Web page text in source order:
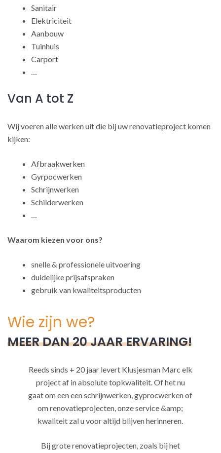
Sanitair
Elektriciteit
Aanbouw
Tuinhuis
Carport
…
Van A tot Z
Wij voeren alle werken uit die bij uw renovatieproject komen
kijken:
Afbraakwerken
Gyrpocwerken
Schrijnwerken
Schilderwerken
…
Waarom kiezen voor ons?
snelle & professionele uitvoering
duidelijke prijsafspraken
gebruik van kwaliteitsproducten
Wie zijn we?
MEER DAN 20 JAAR ERVARING!
Reeds sinds + 20 jaar levert Klusjesman Marc elk
project af in absolute topkwaliteit. Of het nu
gaat om een een schrijnwerken, gyprocwerken of
om renovatieprojecten, onze service &amp;
kwaliteit zal u voor altijd blijven herinneren.
Bij grote renovatieprojecten, zoals bij het